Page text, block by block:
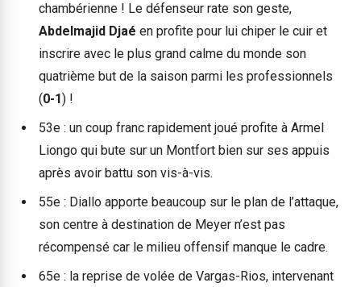
chambérienne ! Le défenseur rate son geste,
Abdelmajid Djaé en profite pour lui chiper le cuir et
inscrire avec le plus grand calme du monde son
quatrième but de la saison parmi les professionnels
(0-1) !
53e : un coup franc rapidement joué profite à Armel
Liongo qui bute sur un Montfort bien sur ses appuis
après avoir battu son vis-à-vis.
55e : Diallo apporte beaucoup sur le plan de l’attaque,
son centre à destination de Meyer n’est pas
récompensé car le milieu offensif manque le cadre.
65e : la reprise de volée de Vargas-Rios, intervenant